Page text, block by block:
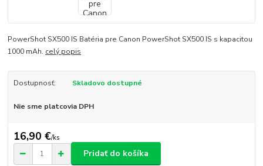
PowerShot SX500 IS Batéria pre Canon PowerShot SX500 IS s kapacitou
1000 mAh. celý popis
Dostupnosť: Skladovo dostupné
Nie sme platcovia DPH
16,90 €/ks
Pridať do košíka